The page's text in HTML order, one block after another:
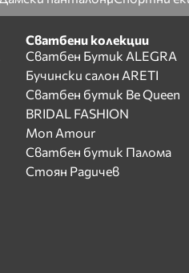
Сватбени колекции
Сватбен Бутик ALEGRA
Бучински салон ARETI
Сватбен бутик Be Queen
BRIDAL FASHION
Mon Amour
Сватбен бутик Палома
Стоян Радичев